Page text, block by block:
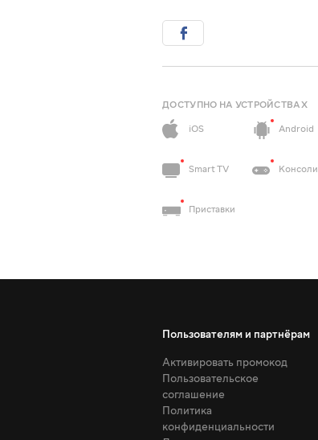
ДОСТУПНО НА УСТРОЙСТВАХ
iOS
Android
Smart TV Консоли
Приставки
Пользователям и партнёрам
Активировать промокод
Пользовательское
соглашение
Политика
конфиденциальности